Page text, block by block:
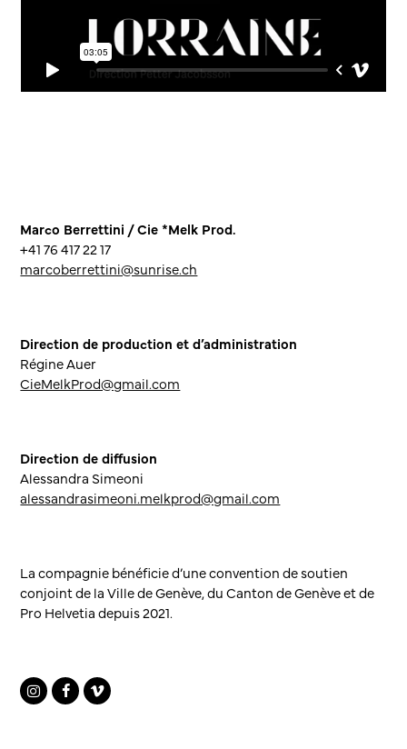
Marco Berrettini / Cie *Melk Prod.
+41 76 417 22 17
marcoberrettini@sunrise.ch
Direction de production et d’administration
Régine Auer
CieMelkProd@gmail.com
Direction de diffusion
Alessandra Simeoni
alessandrasimeoni.melkprod@gmail.com
La compagnie bénéficie d’une convention de soutien
conjoint de la Ville de Genève, du Canton de Genève et de
Pro Helvetia depuis 2021.
Instagram
Facebook
Vimeo